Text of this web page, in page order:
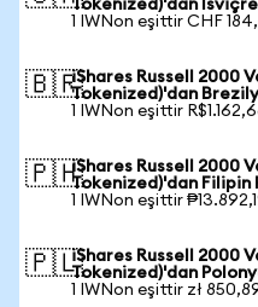
Tokenized)'dan İsviçre
1 IWNon eşittir CHF
🇧🇷iShares Russell 2000
Tokenized)'dan
1 IWNon eşittir
🇵🇭iShares Russell 2000
Tokenized)'dan Filipin
1 IWNon eşittir
🇵🇱iShares Russell 2000
Tokenized)'dan
1 IWNon eşittir zł